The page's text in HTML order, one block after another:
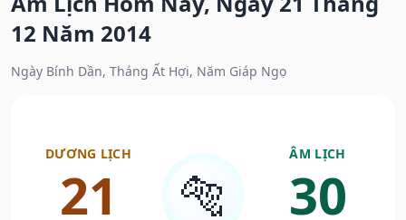
12 Năm 2014
Ngày Bính Dần, Tháng Ất Hợi, Năm Giáp Ngọ
DƯƠNG LỊCH
21 🐅
ÂM LỊCH
30